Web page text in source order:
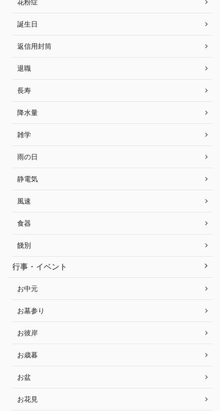
花粉症
誕生日
返信用封筒
退職
長寿
降水量
雑学
雨の日
静電気
風速
食器
餞別
行事・イベント
お中元
お墓参り
お彼岸
お歳暮
お盆
お花見